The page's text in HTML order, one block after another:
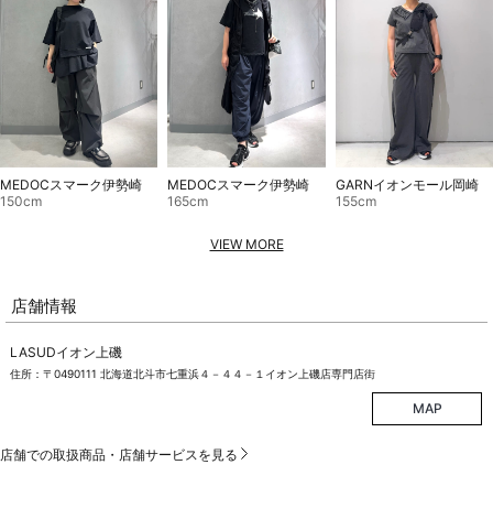
MEDOCスマーク伊勢崎
150cm
MEDOCスマーク伊勢崎
165cm
GARNイオンモール岡崎
155cm
VIEW MORE
店舗情報
LASUDイオン上磯
住所：〒0490111 北海道北斗市七重浜４－４４－１イオン上磯店専門店街
MAP
店舗での取扱商品・店舗サービスを見る